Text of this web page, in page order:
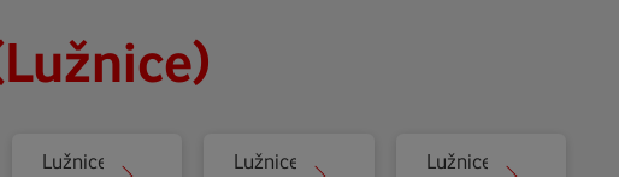
Lužnice
Lužnice
Lužnice